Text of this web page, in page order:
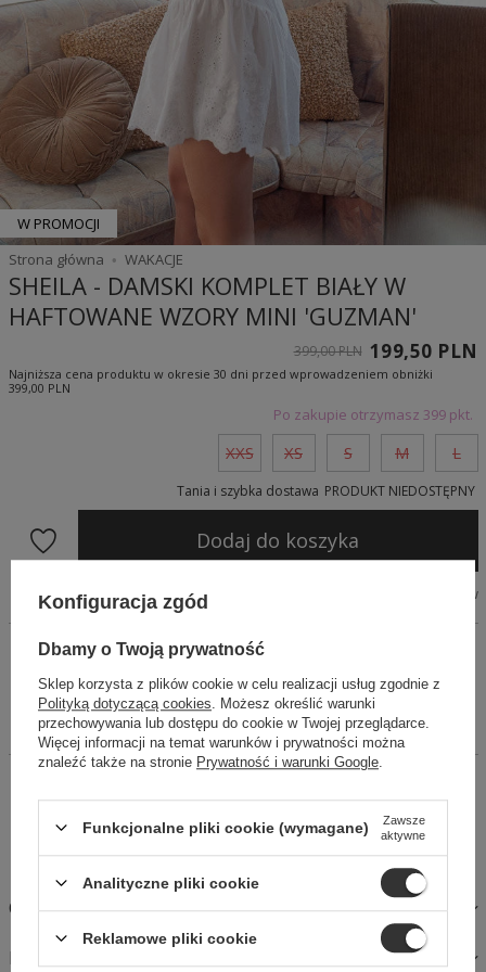
W PROMOCJI
Strona główna
WAKACJE
SHEILA - DAMSKI KOMPLET BIAŁY W
HAFTOWANE WZORY MINI 'GUZMAN'
Po zakupie otrzymasz 399 pkt.
199,50 PLN
399,00 PLN
Najniższa cena produktu w okresie 30 dni przed wprowadzeniem obniżki
399,00 PLN
Tabela wymiarów
XXS XS S M L
Dodaj do koszyka
Tania i szybka dostawa PRODUKT NIEDOSTĘPNY
Dwuczęściowy komplet z haftowanej tkaniny, w kolorze
zapinany na guziki oraz dodatkowo wiązany. Spódniczka o
prostym kroju, zapinana na zamek, po bokach ma wszyte
gumki.
Bezpieczne zakupy
OPIS
MATERIAŁY I PIELĘGNACJA
Konfiguracja zgód
Dbamy o Twoją prywatność
Sklep korzysta z plików cookie w celu realizacji usług zgodnie z
Polityką dotyczącą cookies . Możesz określić warunki
przechowywania lub dostępu do cookie w Twojej przeglądarce.
Więcej informacji na temat warunków i prywatności można
znaleźć także na stronie Prywatność i warunki Google
Funkcjonalne pliki cookie (wymagane)
Zawsze
aktywne
Analityczne pliki cookie
Reklamowe pliki cookie